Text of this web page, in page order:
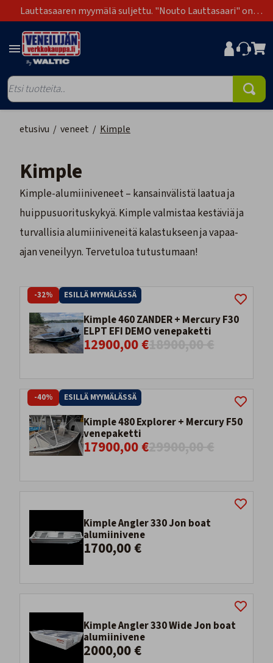
Lauttasaaren myymälä suljettu. "Nouto Lauttasaari" on
poistunut toimitustapavaihtoehdoista.
etusivu / veneet / Kimple
Kimple
Kimple-alumiiniveneet – kansainvälistä laatua ja
huippusuorituskykyä. Kimple valmistaa kestäviä ja
turvallisia alumiiniveneitä kalastukseen ja vapaa-
ajan veneilyyn. Tervetuloa tutustumaan!
Kimple 460 ZANDER + Mercury F30
ELPT EFI DEMO venepaketti
12900,00 €
-32% ESILLÄ MYYMÄLÄSSÄ
Kimple 480 Explorer + Mercury F50
venepaketti
17900,00 €
-40% ESILLÄ MYYMÄLÄSSÄ
Kimple Angler 330 Jon boat
alumiinivene
1700,00 €
Kimple Angler 330 Wide Jon boat
alumiinivene
2000,00 €